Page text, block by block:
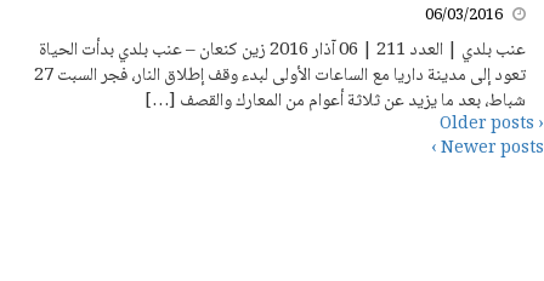
06/03/2016
عنب بلدي | العدد 211 | 06 آذار 2016 زين كنعان – عنب بلدي بدأت الحياة
تعود إلى مدينة داريا مع الساعات الأولى لبدء وقف إطلاق النار، فجر السبت 27
شباط، بعد ما يزيد عن ثلاثة أعوام من المعارك والقصف […]
‹ Older posts
Newer posts ›